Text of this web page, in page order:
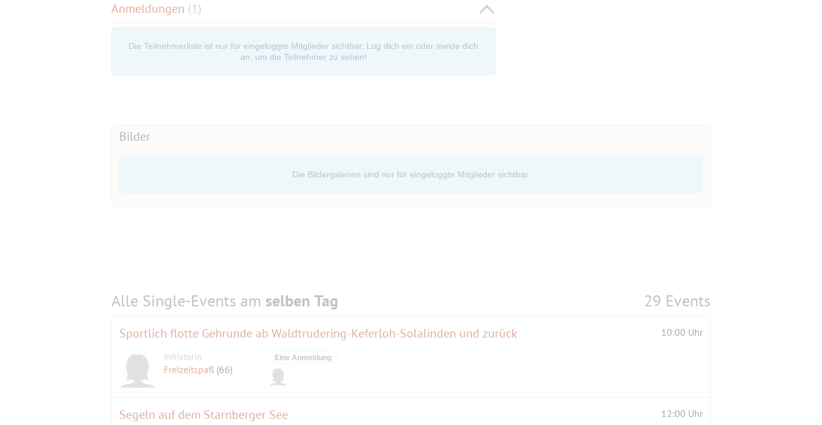
für seine Komödien bekannt, die sich oft um menschliche Beziehungen und
https://www.undsofort.de/stueck/achterbahn,1634
Anmeldungen (1)
Die Teilnehmerliste ist nur für eingeloggte Mitglieder sichtbar. Log dich ein oder melde dich
an, um die Teilnehmer zu sehen!
Bilder
Die Bildergalerien sind nur für eingeloggte Mitglieder sichtbar.
Alle Single-Events am selben Tag 29 Events
Sportlich flotte Gehrunde ab Waldtrudering-Keferloh-Solalinden und zurück 10:00 Uhr
Initiatorin
Freizeitspaß (66)
Eine Anmeldung
Segeln auf dem Starnberger See 12:00 Uhr